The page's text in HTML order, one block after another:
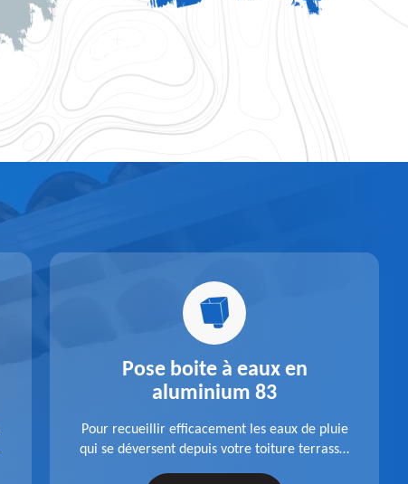
Pose boite à eaux en
aluminium 83
Pour recueillir efficacement les eaux de pluie
qui se déversent depuis votre toiture terrasse,